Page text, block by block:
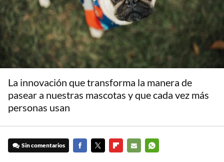
La innovación que transforma la manera de
pasear a nuestras mascotas y que cada vez más
personas usan
Sin comentarios